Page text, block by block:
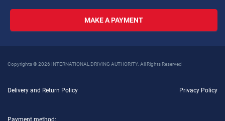
MAKE A PAYMENT
Copyrights © 2026 INTERNATIONAL DRIVING AUTHORITY. All Rights Reserved
Delivery and Return Policy Privacy Policy
Payment method: